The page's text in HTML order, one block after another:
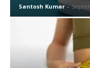
Santosh Kumar -